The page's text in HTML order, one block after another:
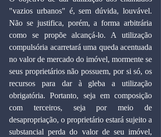
"vazios urbanos" é, sem dúvida, louvável.
Não se justifica, porém, a forma arbitrária
como se propõe alcançá-lo. A utilização
compulsória acarretará uma queda acentuada
no valor de mercado do imóvel, mormente se
seus proprietários não possuem, por si só, os
recursos para dar à gleba a utilização
obrigatória. Portanto, seja em composição
com terceiros, seja por meio de
desapropriação, o proprietário estará sujeito a
substancial perda do valor de seu imóvel,